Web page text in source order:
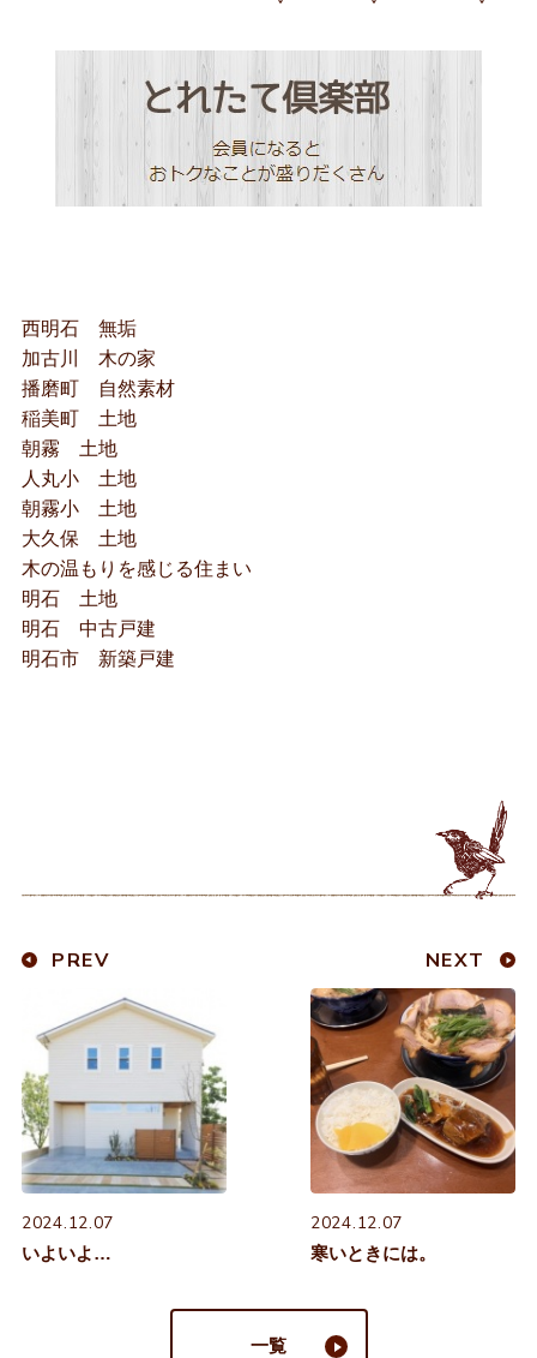
西明石 無垢
加古川 木の家
播磨町 自然素材
稲美町 土地
朝霧 土地
人丸小 土地
朝霧小 土地
大久保 土地
木の温もりを感じる住まい
明石 土地
明石 中古戸建
明石市 新築戸建
PREV
2024.12.07
いよいよ…
NEXT
2024.12.07
寒いときには。
一覧